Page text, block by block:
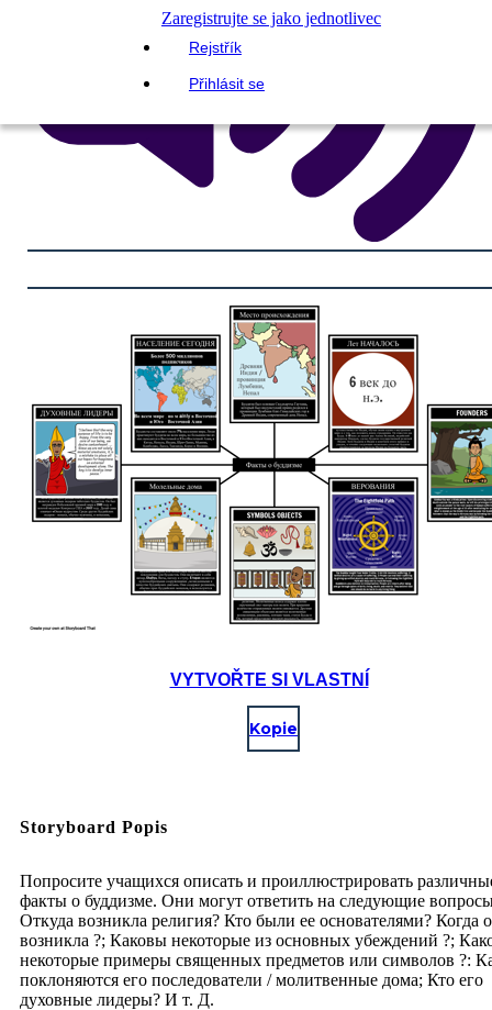
Zaregistrujte se jako jednotlivec
Rejstřík
Přihlásit se
VYTVOŘTE SI VLASTNÍ
Kopie
Storyboard Popis
Попросите учащихся описать и проиллюстрировать
факты о буддизме. Они могут ответить на следующие
Откуда возникла религия? Кто были ее основателями? Когда
возникла ?; Каковы некоторые из основных убеждений ?;
некоторые примеры священных предметов или символов ?:
поклоняются его последователи / молитвенные дома; Кто его
духовные лидеры? И т. Д.